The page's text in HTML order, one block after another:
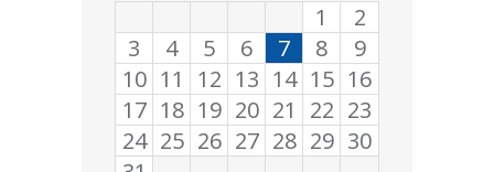
1
2
3
4 5 6 7 8
9
10 11 12 13 14 15 16
17 18 19 20 21 22 23
24 25 26 27 28 29 30